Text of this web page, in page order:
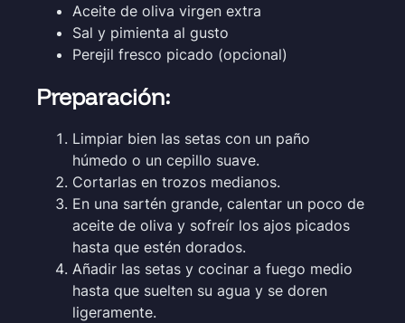
Aceite de oliva virgen extra
Sal y pimienta al gusto
Perejil fresco picado (opcional)
Preparación:
Limpiar bien las setas con un paño
húmedo o un cepillo suave.
Cortarlas en trozos medianos.
En una sartén grande, calentar un poco de
aceite de oliva y sofreír los ajos picados
hasta que estén dorados.
Añadir las setas y cocinar a fuego medio
hasta que suelten su agua y se doren
ligeramente.